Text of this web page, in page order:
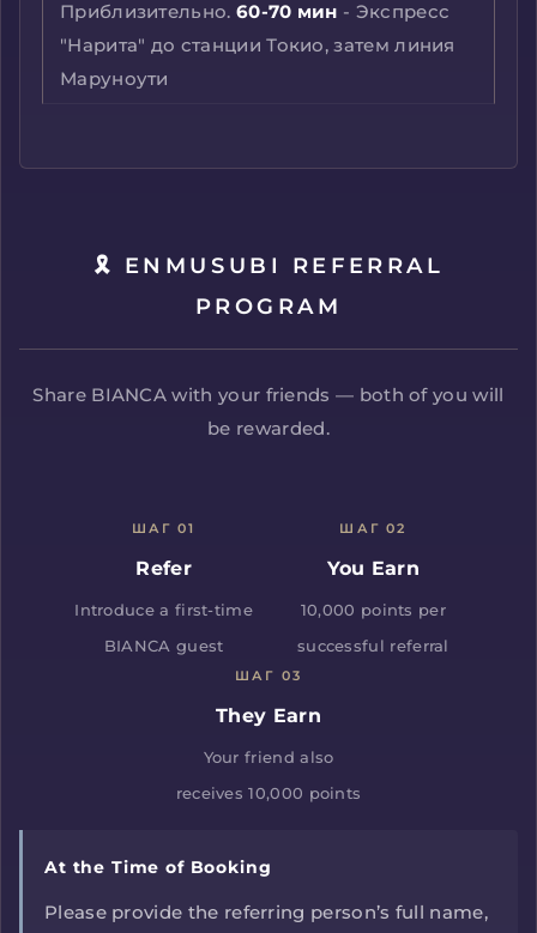
Приблизительно. 60-70 мин - Экспресс
"Нарита" до станции Токио, затем линия
Маруноути
🎗 ENMUSUBI REFERRAL
PROGRAM
Share BIANCA with your friends — both of you will
be rewarded.
ШАГ 01
Refer
Introduce a first-time
BIANCA guest
ШАГ 02
You Earn
10,000 points per
successful referral
ШАГ 03
They Earn
Your friend also
receives 10,000 points
At the Time of Booking
Please provide the referring person’s full name,